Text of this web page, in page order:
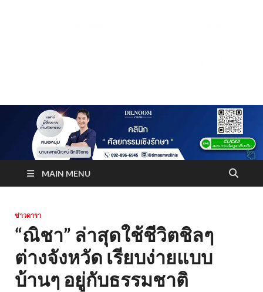
Truststoreonline
MAIN MENU
ข่าวดารา
“ณิชา” ล่าสุดใช้ชีวิตชิลๆ
ต่างจังหวัด เรียบง่ายแบบ
บ้านๆ อยู่กับธรรมชาติ